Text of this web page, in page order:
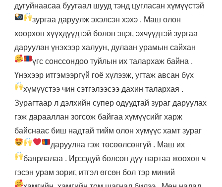
дугуйнаасаа буугаал шууд тэнд цугласан хүмүүстэй
зургаа даруулж эхэлсэн хэхэ . Маш олон
хөөрхөн хүүхдүүдтэй болон эцэг, эхчүүдтэй зургаа
даруулан үнэхээр халуун, дулаан урамын сайхан
үгс сонссондоо туйлын их талархаж байна .
Үнэхээр итгэмээргүй гоё хүлээж, угтаж авсан бүх
хүмүүстээ чин сэтгэлээсээ дахин талархая .
Зурагтаар л дэлхийн супер одуудтай зураг даруулах
гэж дарааллан зогсож байгаа хүмүүсийг харж
байснаас биш надтай тийм олон хүмүүс хамт зураг
даруулна гэж төсөөлсөнгүй . Маш их
баярлалаа . Ирээдүй болсон дүү нартаа жоохон ч
гэсэн урам зориг, итгэл өгсөн бол тэр миний